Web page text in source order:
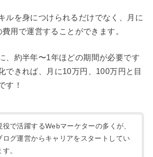
ルを身につけられるだけでなく、月に
用で運営することができます。
、約半年〜1年ほどの期間が必要です
できれば、月に10万円、100万円と目
す！
役で活躍するWebマーケターの多くが、
ログ運営からキャリアをスタートしてい
す。